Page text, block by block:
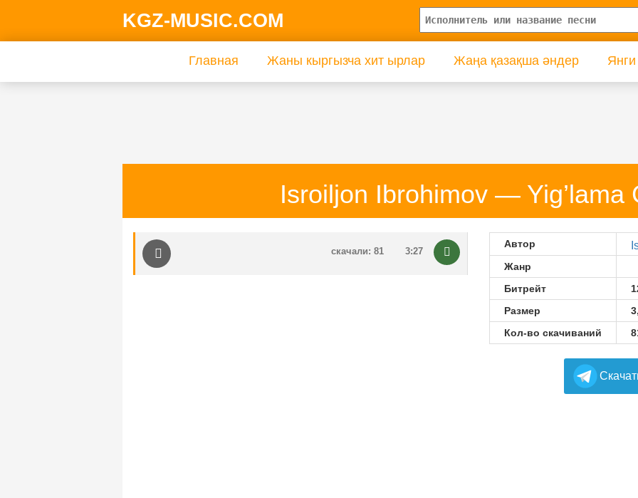
KGZ-MUSIC.COM
Главная Жаны кыргызча хит ырлар Жаңа қазақша әндер
Isroiljon Ibrohimov — Yig’lama
3:27
скачали: 81
Автор
Жанр
Битрейт
Размер
Кол-во скачиваний